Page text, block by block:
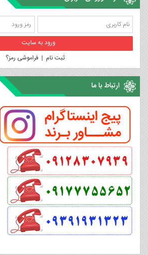
ثبت نام |فراموشی رمز؟
ارتباط با ما